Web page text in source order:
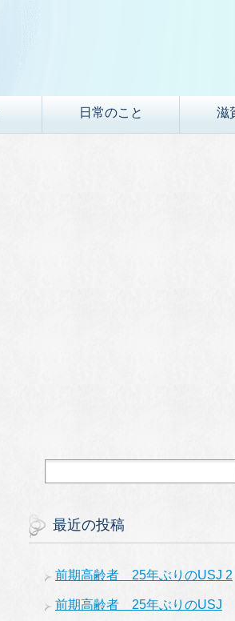
日常のこと 滋
最近の投稿
前期高齢者 25年ぶりのUSJ 2
前期高齢者 25年ぶりのUSJ